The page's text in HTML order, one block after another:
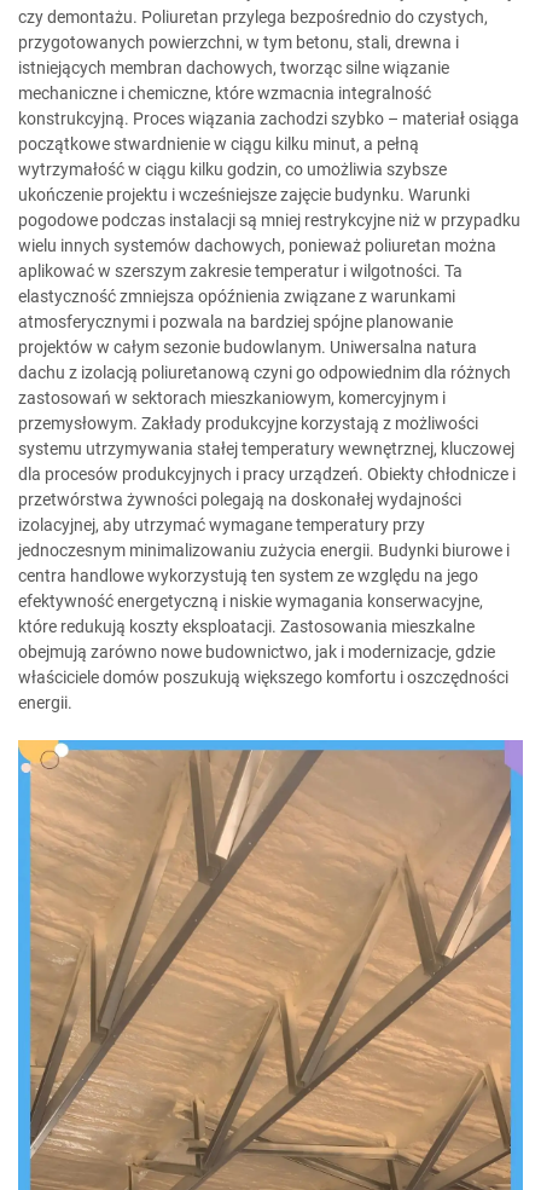
czy demontażu. Poliuretan przylega bezpośrednio do czystych,
przygotowanych powierzchni, w tym betonu, stali, drewna i
istniejących membran dachowych, tworząc silne wiązanie
mechaniczne i chemiczne, które wzmacnia integralność
konstrukcyjną. Proces wiązania zachodzi szybko – materiał osiąga
początkowe stwardnienie w ciągu kilku minut, a pełną
wytrzymałość w ciągu kilku godzin, co umożliwia szybsze
ukończenie projektu i wcześniejsze zajęcie budynku. Warunki
pogodowe podczas instalacji są mniej restrykcyjne niż w przypadku
wielu innych systemów dachowych, ponieważ poliuretan można
aplikować w szerszym zakresie temperatur i wilgotności. Ta
elastyczność zmniejsza opóźnienia związane z warunkami
atmosferycznymi i pozwala na bardziej spójne planowanie
projektów w całym sezonie budowlanym. Uniwersalna natura
dachu z izolacją poliuretanową czyni go odpowiednim dla różnych
zastosowań w sektorach mieszkaniowym, komercyjnym i
przemysłowym. Zakłady produkcyjne korzystają z możliwości
systemu utrzymywania stałej temperatury wewnętrznej, kluczowej
dla procesów produkcyjnych i pracy urządzeń. Obiekty chłodnicze i
przetwórstwa żywności polegają na doskonałej wydajności
izolacyjnej, aby utrzymać wymagane temperatury przy
jednoczesnym minimalizowaniu zużycia energii. Budynki biurowe i
centra handlowe wykorzystują ten system ze względu na jego
efektywność energetyczną i niskie wymagania konserwacyjne,
które redukują koszty eksploatacji. Zastosowania mieszkalne
obejmują zarówno nowe budownictwo, jak i modernizacje, gdzie
właściciele domów poszukują większego komfortu i oszczędności
energii.